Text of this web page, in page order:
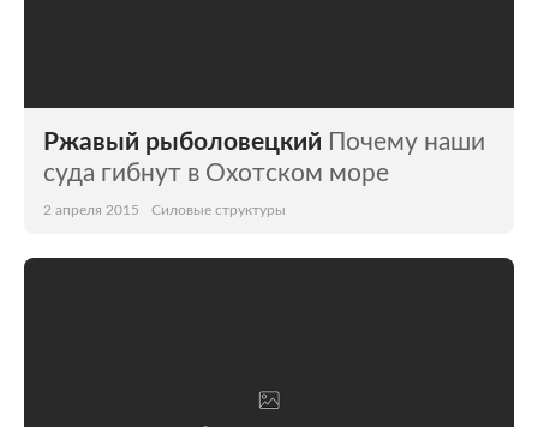
Ржавый рыболовецкий Почему наши
суда гибнут в Охотском море
2 апреля 2015 Силовые структуры